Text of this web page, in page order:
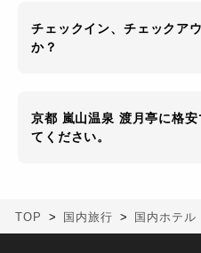
チェックイン、チェックア
か？
京都 嵐山温泉 渡月亭に格安
てください。
TOP 国内旅行 国内ホテル